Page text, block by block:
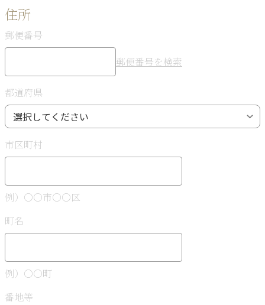
住所
郵便番号
郵便番号を検索
都道府県
市区町村
例）〇〇市〇〇区
町名
例）〇〇町
番地等